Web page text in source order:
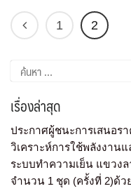
1 2
เรื่องล่าสุด
ประกาศผู้ชนะการเสนอร
วิเคราะห์การใช้พลังงาน
ระบบทำความเย็น แขวง
จำนวน 1 ชุด (ครั้งที่ 2)ด้ว